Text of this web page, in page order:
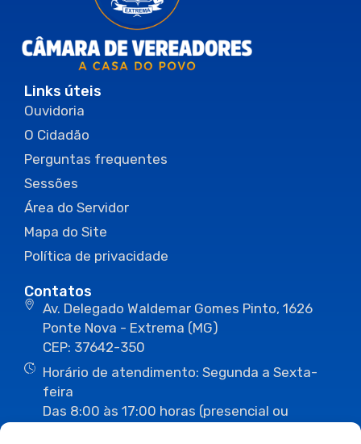
Links úteis
Ouvidoria
O Cidadão
Perguntas frequentes
Sessões
Área do Servidor
Mapa do Site
Política de privacidade
Contatos
Av. Delegado Waldemar Gomes Pinto, 1626
Ponte Nova - Extrema (MG)
CEP: 37642-350
Horário de atendimento: Segunda a Sexta-
feira
Das 8:00 às 17:00 horas (presencial ou